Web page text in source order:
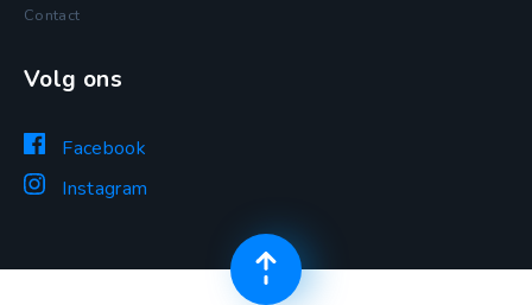
Contact
Volg ons
Facebook
Instagram